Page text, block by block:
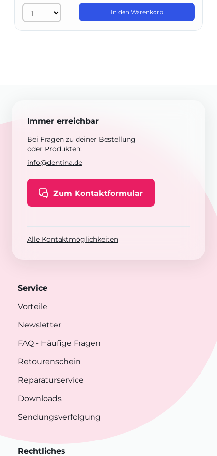
In den Warenkorb
Immer erreichbar
Bei Fragen zu deiner Bestellung
oder Produkten:
info@dentina.de
Zum Kontaktformular
Alle Kontaktmöglichkeiten
Service
Vorteile
Newsletter
FAQ - Häufige Fragen
Retourenschein
Reparaturservice
Downloads
Sendungsverfolgung
Rechtliches